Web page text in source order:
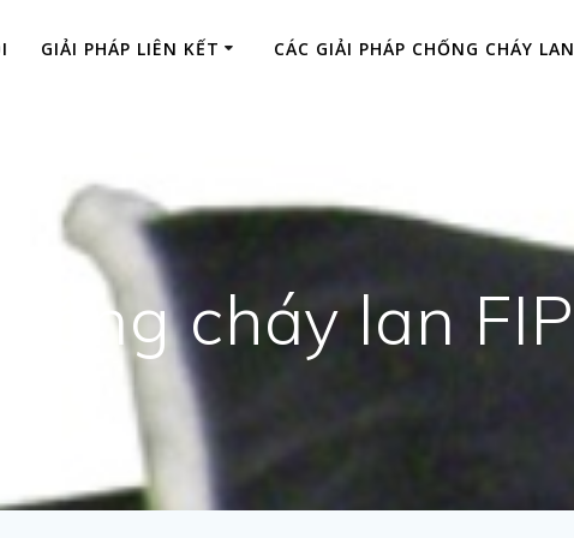
GIẢI PHÁP LIÊN KẾT CÁC GIẢI PHÁP CHỐNG CHÁY LAN
Chống cháy lan FIP